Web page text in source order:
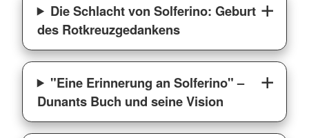
Die Schlacht von Solferino: Geburt
des Rotkreuzgedankens
"Eine Erinnerung an Solferino" –
Dunants Buch und seine Vision